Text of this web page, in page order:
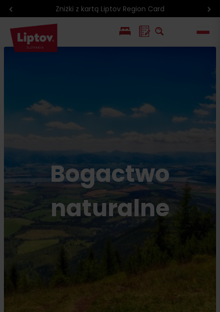
Kalendarz wydarzeń
Bogactwo
naturalne